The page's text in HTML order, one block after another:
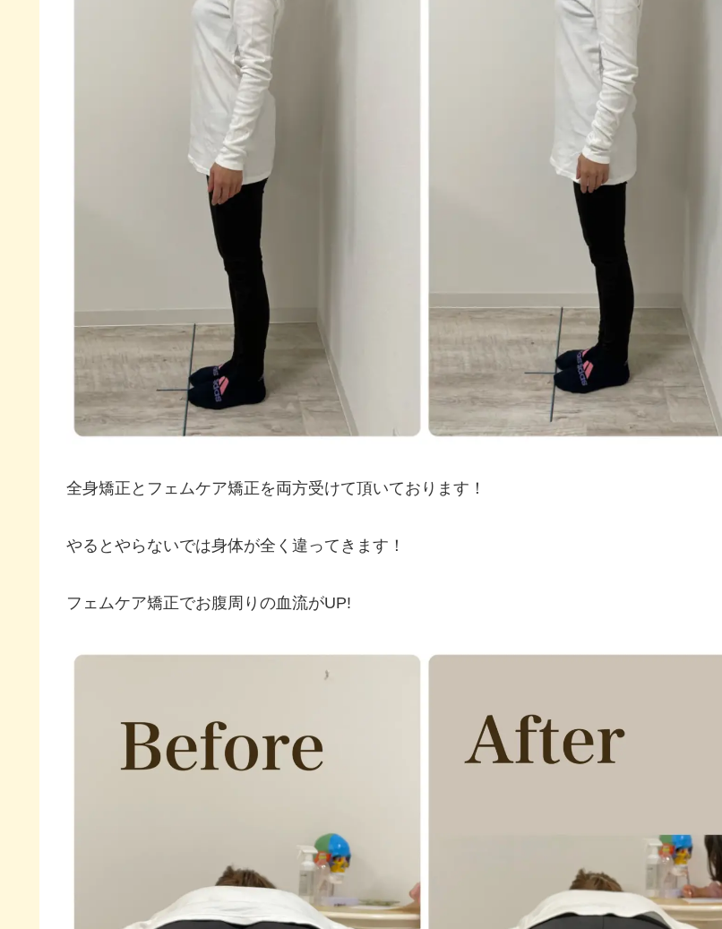
全身矯正とフェムケア矯正を両方受けて頂いております！
やるとやらないでは身体が全く違ってきます！
フェムケア矯正でお腹周りの血流がUP!